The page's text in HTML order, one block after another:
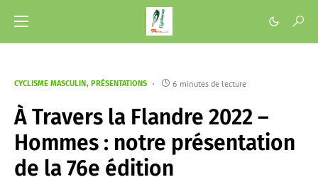
CYCLISME MASCULIN PRÉSENTATIONS 6 minutes de lecture
À Travers la Flandre 2022 –
Hommes : notre présentation
de la 76e édition